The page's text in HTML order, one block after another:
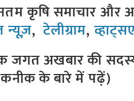
कृषि समाचार
न्यूज़,टेलीग्राम,
जगत अखबार की
के बारे में पढ़ें)